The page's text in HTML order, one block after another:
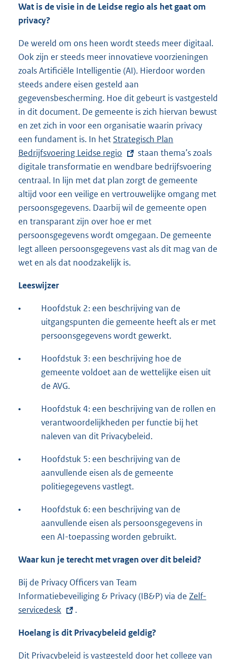
Wat is de visie in de Leidse regio als het gaat om
privacy?
De wereld om ons heen wordt steeds meer digitaal.
Ook zijn er steeds meer innovatieve voorzieningen
zoals Artificiële Intelligentie (AI). Hierdoor worden
steeds andere eisen gesteld aan
gegevensbescherming. Hoe dit gebeurt is vastgesteld
in dit document. De gemeente is zich hiervan bewust
en zet zich in voor een organisatie waarin privacy
een fundament is. In het E
x
t
e
r
n
e
l
i
n
Strategisch Plan
Bedrijfsvoering Leidse regio
staan thema’s zoals
digitale transformatie en wendbare bedrijfsvoering
centraal. In lijn met dat plan zorgt de gemeente
altijd voor een veilige en vertrouwelijke omgang met
persoonsgegevens. Daarbij wil de gemeente open
en transparant zijn over hoe er met
persoonsgegevens wordt omgegaan. De gemeente
legt alleen persoonsgegevens vast als dit mag van de
wet en als dat noodzakelijk is.
Leeswijzer
•
Hoofdstuk 2: een beschrijving van de
uitgangspunten die gemeente heeft als er met
persoonsgegevens wordt gewerkt.
•
Hoofdstuk 3: een beschrijving hoe de
gemeente voldoet aan de wettelijke eisen uit
de AVG.
•
Hoofdstuk 4: een beschrijving van de rollen en
verantwoordelijkheden per functie bij het
naleven van dit Privacybeleid.
•
Hoofdstuk 5: een beschrijving van de
aanvullende eisen als de gemeente
politiegegevens vastlegt.
•
Hoofdstuk 6: een beschrijving van de
aanvullende eisen als persoonsgegevens in
een AI-toepassing worden gebruikt.
Waar kun je terecht met vragen over dit beleid?
Bij de Privacy Officers van Team
Informatiebeveiliging & Privacy (IB&P) via de E
Zelf-
servicedesk
.
Hoelang is ditPrivacybeleid geldig?
Dit Privacybeleid is vastgesteld door het college van